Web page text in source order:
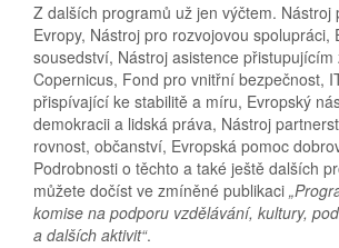
Z dalších programů už jen výčtem. Nástroj
Evropy, Nástroj pro rozvojovou spolupráci,
sousedství, Nástroj asistence přistupujícím
Copernicus, Fond pro vnitřní bezpečnost,
přispívající ke stabilitě a míru, Evropský
demokracii a lidská práva, Nástroj
rovnost, občanství, Evropská pomoc
Podrobnosti o těchto a také ještě dalších
můžete dočíst ve zmíněné publikaci
komise na podporu vzdělávání, kultury,
a dalších aktivit“.